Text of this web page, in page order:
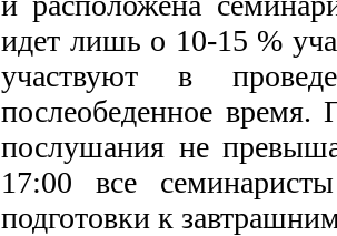
идет лишь о 10-15 %
участвуют в
послеобеденное время.
послушания не
17:00 все
подготовки к